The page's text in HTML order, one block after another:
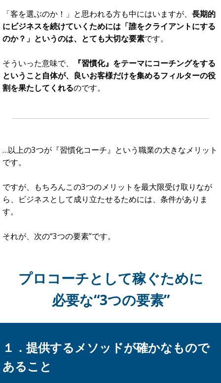
そして、そういった情報に飛びつく人はやはり、短期的な成
果だけを見ている人で、「楽で即効性のあるノウハウ」とい
う幻想に振り回されています。
一方で、「習慣化が大切だ」と思ってコーチングを受ける人
というのは、本質を掴んでいて、忍耐力や長期的な取り組み
をする覚悟がある人だけ です。
少し想像してみてください。あなたはどちらのタイプのお客
これは経験則になってしまいますが、クレーム気質・他者依
存気質な方というのは、前者の「楽に簡単にはやく」という
でも、一方で、最初から長期的な視点を持っている方という
のは、自立心が強く、こちらもストレスなく気持ちよくお付
のか？」というのは、とても大切な要素です。
そういった意味で、『習慣化』をテーマにコーチングをする